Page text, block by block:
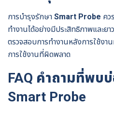
Search
การบำรุงรักษา Smart Probe คว
ทำงานได้อย่างมีประสิทธิภาพและยา
ตรวจสอบการทำงานหลังการใช้งา
การใช้งานที่ผิดพลาด
FAQ คำถามที่พบ
Smart Probe